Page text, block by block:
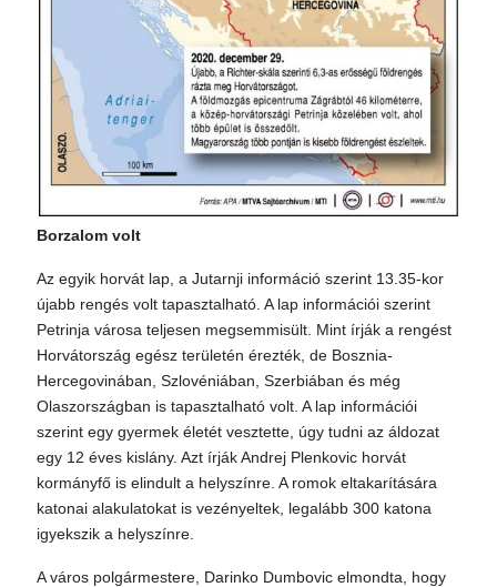
Borzalom volt
Az egyik horvát lap, a Jutarnji információ szerint 13.35-kor
újabb rengés volt tapasztalható. A lap információi szerint
Petrinja városa teljesen megsemmisült. Mint írják a rengést
Horvátország egész területén érezték, de Bosznia-
Hercegovinában, Szlovéniában, Szerbiában és még
Olaszországban is tapasztalható volt. A lap információi
szerint egy gyermek életét vesztette, úgy tudni az áldozat
egy 12 éves kislány. Azt írják Andrej Plenkovic horvát
kormányfő is elindult a helyszínre. A romok eltakarítására
katonai alakulatokat is vezényeltek, legalább 300 katona
igyekszik a helyszínre.
A város polgármestere, Darinko Dumbovic elmondta, hogy